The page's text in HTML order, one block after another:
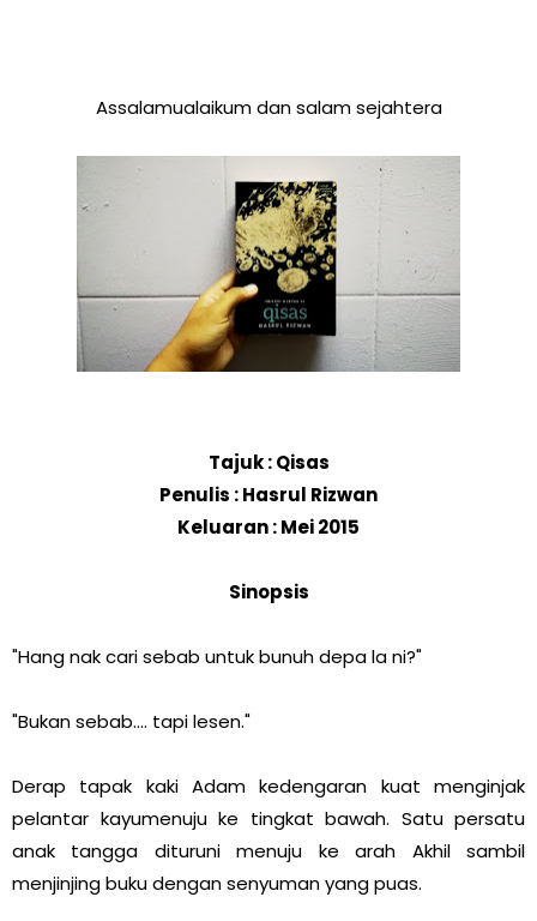
Assalamualaikum dan salam sejahtera
Tajuk : Qisas
Penulis : Hasrul Rizwan
Keluaran : Mei 2015
Sinopsis
"Hang nak cari sebab untuk bunuh depa la ni?"
"Bukan sebab.... tapi lesen."
Derap tapak kaki Adam kedengaran kuat menginjak
pelantar kayumenuju ke tingkat bawah. Satu persatu
anak tangga dituruni menuju ke arah Akhil sambil
menjinjing buku dengan senyuman yang puas.